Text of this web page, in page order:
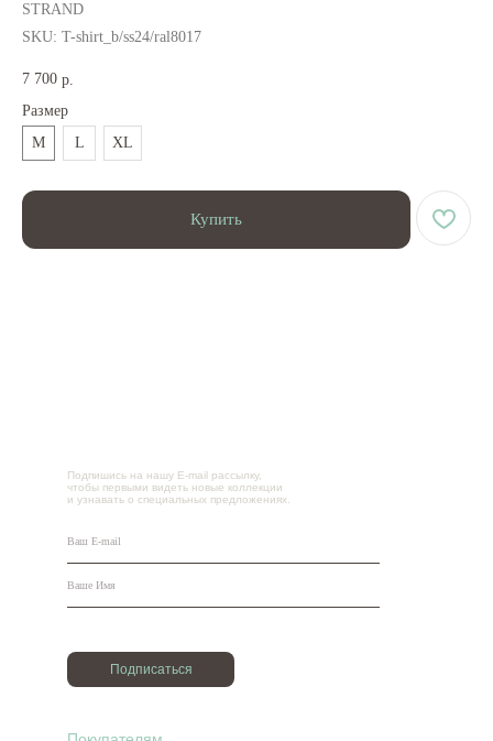
STRAND
SKU: T-shirt_b/ss24/ral8017
7 700 р.
Размер
M
L XL
Купить
Подпишись на нашу E-mail рассылку,
чтобы первыми видеть новые коллекции
и узнавать о специальных предложениях.
Подписаться